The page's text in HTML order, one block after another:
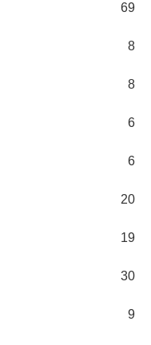
69
8
8
6
6
20
19
30
9